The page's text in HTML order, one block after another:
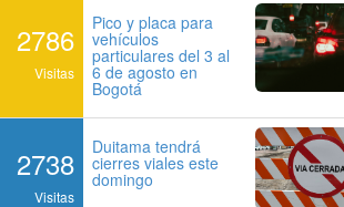
2786
Visitas
Pico y placa para
vehículos
particulares del 3 al
6 de agosto en
Bogotá
2738
Visitas
Duitama tendrá
cierres viales este
domingo